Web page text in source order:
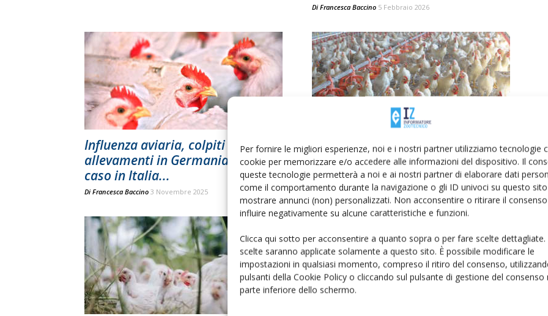
Per fornire le migliori esperienze, noi e i nostri partner utilizziamo tecnologie
cookie per memorizzare e/o accedere alle informazioni del dispositivo. Il
queste tecnologie permetterà a noi e ai nostri partner di elaborare dati
come il comportamento durante la navigazione o gli ID univoci su questo
mostrare annunci (non) personalizzati. Non acconsentire o ritirare il
influire negativamente su alcune caratteristiche e funzioni.
Clicca qui sotto per acconsentire a quanto sopra o per fare scelte dettagliate.
scelte saranno applicate solamente a questo sito. È possibile modificare le
impostazioni in qualsiasi momento, compreso il ritiro del consenso,
pulsanti della Cookie Policy o cliccando sul pulsante di gestione del consenso
parte inferiore dello schermo.
Di Francesca Baccino 5 Febbraio 2026
Influenza aviaria, colpiti due
allevamenti in Germania, l’ultimo
caso in Italia...
Di Francesca Baccino 3 Novembre 2025
Masaf, al via i tavoli di lavoro del
settore cunicolo e...
DiFrancesca Baccino 21 Ottobre 2025